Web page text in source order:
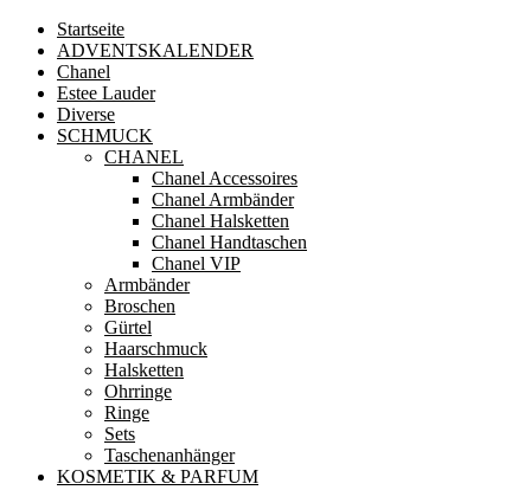
Startseite
ADVENTSKALENDER
Chanel
Estee Lauder
Diverse
SCHMUCK
CHANEL
Chanel Accessoires
Chanel Armbänder
Chanel Halsketten
Chanel Handtaschen
Chanel VIP
Armbänder
Broschen
Gürtel
Haarschmuck
Halsketten
Ohrringe
Ringe
Sets
Taschenanhänger
KOSMETIK & PARFUM